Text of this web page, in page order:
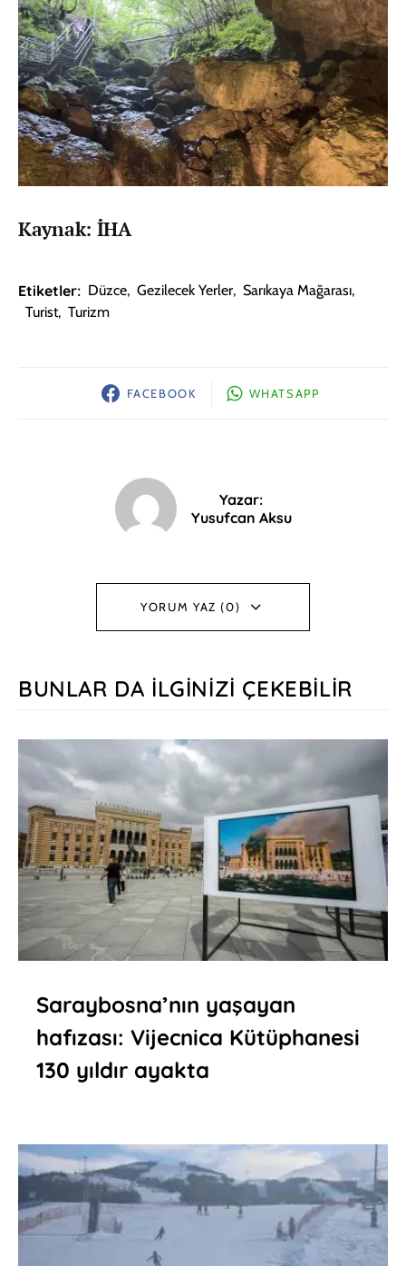
Kaynak: İHA
Etiketler: Düzce, Gezilecek Yerler, Sarıkaya Mağarası,
Turist, Turizm
FACEBOOK WHATSAPP
Yazar:
Yusufcan Aksu
YORUM YAZ (0)
BUNLAR DA İLGINIZI ÇEKEBILIR
Saraybosna’nın yaşayan
hafızası: Vijecnica Kütüphanesi
130 yıldır ayakta